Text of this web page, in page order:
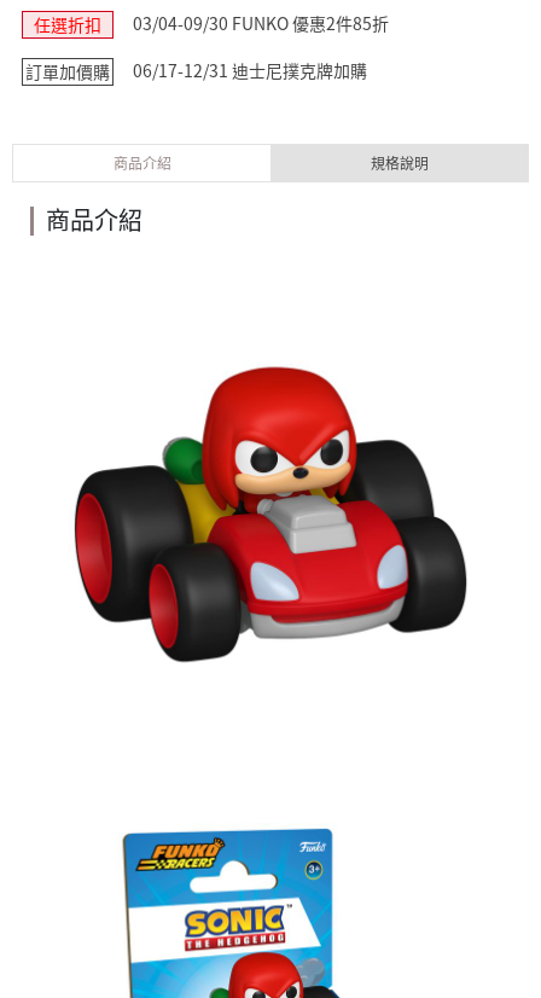
任選折扣
03/04-09/30 FUNKO 優惠2件85折
訂單加價購
06/17-12/31 迪士尼撲克牌加購
商品介紹 規格說明
商品介紹